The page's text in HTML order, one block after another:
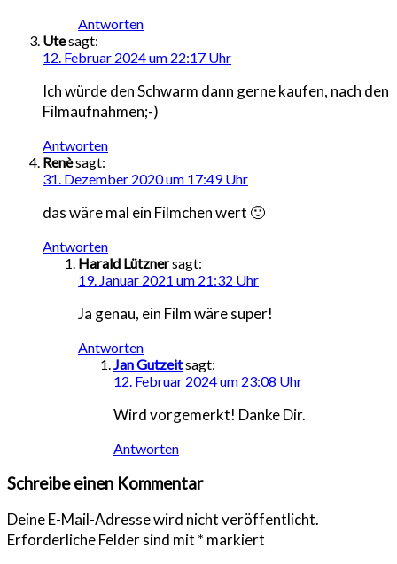
Antworten
Utesagt:
12. Februar 2024 um 22:17 Uhr
Ich würde den Schwarm dann gerne kaufen, nach den
Filmaufnahmen;-)
Antworten
Renèsagt:
31. Dezember 2020 um 17:49 Uhr
das wäre mal ein Filmchen wert 🙂
Antworten
Harald Lütznersagt:
19. Januar 2021 um 21:32 Uhr
Ja genau, ein Film wäre super!
Antworten
Jan Gutzeitsagt:
12. Februar 2024 um 23:08 Uhr
Wird vorgemerkt! Danke Dir.
Antworten
Schreibe einen Kommentar
Deine E-Mail-Adresse wird nicht veröffentlicht.
Erforderliche Felder sind mit * markiert